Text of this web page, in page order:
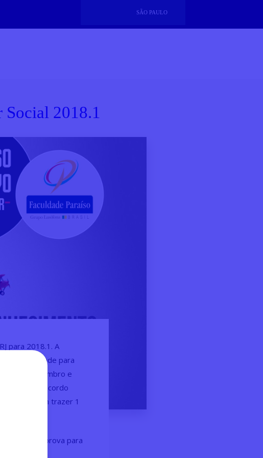
SÃO PAULO
Social 2018.1
para 2018.1. A
de Qualidade para
25 de Novembro e
curso, de acordo
devem trazer 1
a prova para
cursos da